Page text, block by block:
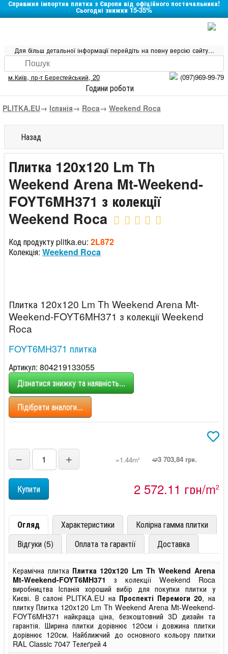
Справжня імпортна плитка з Європи від офіційного постачальника!
Сьогодні знижки 15-35%
Для більш детальної інформації перейдіть на повну версію сайту...
м.Київ, пр-т Берестейський, 20 (097)969-99-79
Години роботи
PLITKA.EU→ Іспанія→ Roca→ Weekend Roca
Назад
Плитка 120x120 Lm Th
Weekend Arena Mt-Weekend-
FOYT6MH371 з колекції
Weekend Roca
Код продукту plitka.eu: 2L872
Колекція: Weekend Roca
Плитка 120x120 Lm Th Weekend Arena Mt-
Weekend-FOYT6MH371 з колекції Weekend
Roca
FOYT6MH371 плитка
Артикул: 804219133055
Дізнатися знижку та наявність...
Підібрати аналоги...
− + =1.44m2 ➫3 703,84 грн.
2 572,11 грн/m2
Огляд Характеристики
Колірна гамма плитки
Відгуки (5)
Оплата та гарантії Доставка
Керамічна плитка Плитка 120x120 Lm Th Weekend Arena
Mt-Weekend-FOYT6MH371
з колекції Weekend Roca
виробництва Іспанія хороший вибір для покупки плитки у
Києві. В салоні PLITKA.EU на Проспекті Перемоги 20, на
плитку Плитка 120x120 Lm Th Weekend Arena Mt-Weekend-
FOYT6MH371 найкраща ціна, безкоштовний 3D дизайн та
гарантія. Ширина плитки дорівнює 120см і довжина плитки
дорівнює 120см. Найближчий до основного кольору плитки
RAL Classic 7047 Телеґрей 4